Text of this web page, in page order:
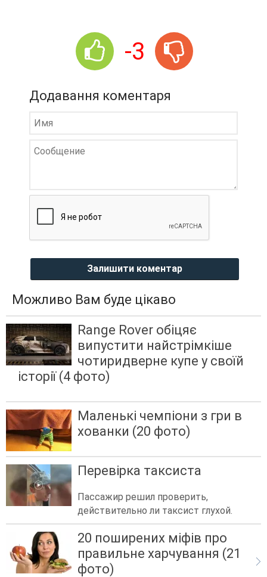
-3
Додавання коментаря
Залишити коментар
Можливо Вам буде цікаво
Range Rover обіцяє
випустити найстрімкіше
чотиридверне купе у своїй
історії (4 фото)
Маленькі чемпіони з гри в
хованки (20 фото)
Перевірка таксиста
Пассажир решил проверить,
действительно ли таксист глухой.
20 поширених міфів про
правильне харчування (21
фото)